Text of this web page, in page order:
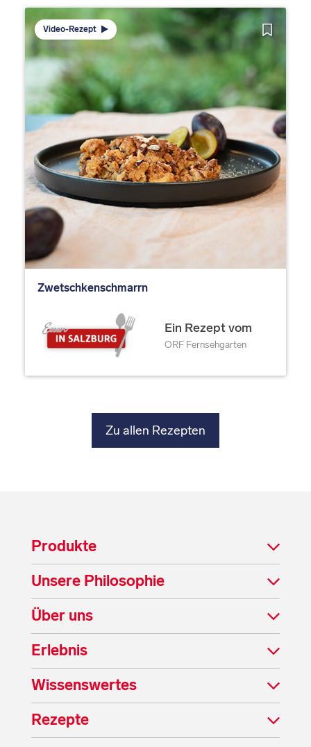
Video-Rezept
Zwetschkenschmarrn
Ein Rezept vom
ORF Fernsehgarten
Zu allen Rezepten
Produkte
Unsere Philosophie
Über uns
Erlebnis
Wissenswertes
Rezepte